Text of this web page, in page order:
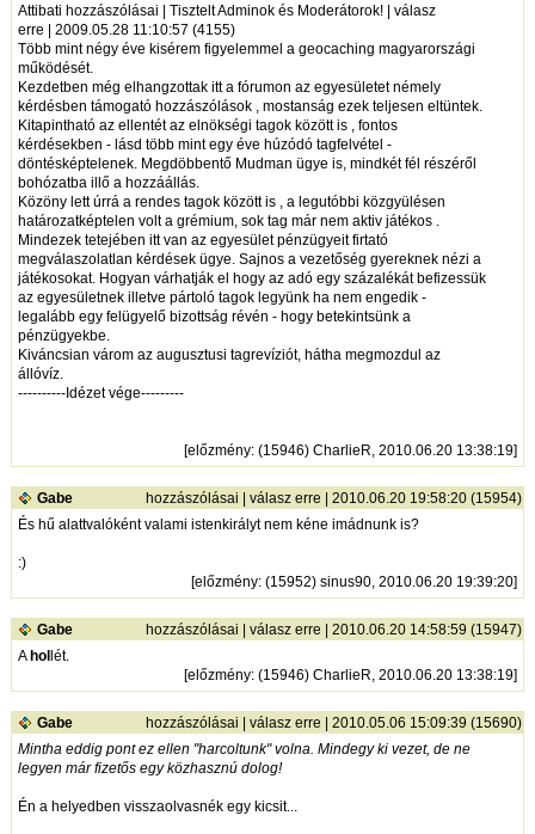
Attibati hozzászólásai | Tisztelt Adminok és Moderátorok! | válasz
erre | 2009.05.28 11:10:57 (4155)
Több mint négy éve kisérem figyelemmel a geocaching magyarországi
működését.
Kezdetben még elhangzottak itt a fórumon az egyesületet némely
kérdésben támogató hozzászólások , mostanság ezek teljesen eltüntek.
Kitapintható az ellentét az elnökségi tagok között is , fontos
kérdésekben - lásd több mint egy éve húzódó tagfelvétel -
döntésképtelenek. Megdöbbentő Mudman ügye is, mindkét fél részéről
bohózatba illő a hozzáállás.
Közöny lett úrrá a rendes tagok között is , a legutóbbi közgyülésen
határozatképtelen volt a grémium, sok tag már nem aktiv játékos .
Mindezek tetejében itt van az egyesület pénzügyeit firtató
megválaszolatlan kérdések ügye. Sajnos a vezetőség gyereknek nézi a
játékosokat. Hogyan várhatják el hogy az adó egy százalékát befizessük
az egyesületnek illetve pártoló tagok legyünk ha nem engedik -
legalább egy felügyelő bizottság révén - hogy betekintsünk a
pénzügyekbe.
Kiváncsian várom az augusztusi tagrevíziót, hátha megmozdul az
állóvíz.
----------Idézet vége---------
[előzmény: (15946) CharlieR, 2010.06.20 13:38:19]
Gabe hozzászólásai |válasz erre | 2010.06.20 19:58:20 (15954)
És hű alattvalóként valami istenkirályt nem kéne imádnunk is?
:)
[előzmény: (15952) sinus90, 2010.06.20 19:39:20]
Gabe hozzászólásai |válasz erre | 2010.06.20 14:58:59 (15947)
Ahollét.
[előzmény: (15946) CharlieR, 2010.06.20 13:38:19]
Gabe hozzászólásai |válasz erre | 2010.05.06 15:09:39 (15690)
Mintha eddig pont ez ellen "harcoltunk" volna. Mindegy ki vezet, de ne
legyen már fizetős egy közhasznú dolog!
Én a helyedben visszaolvasnék egy kicsit...